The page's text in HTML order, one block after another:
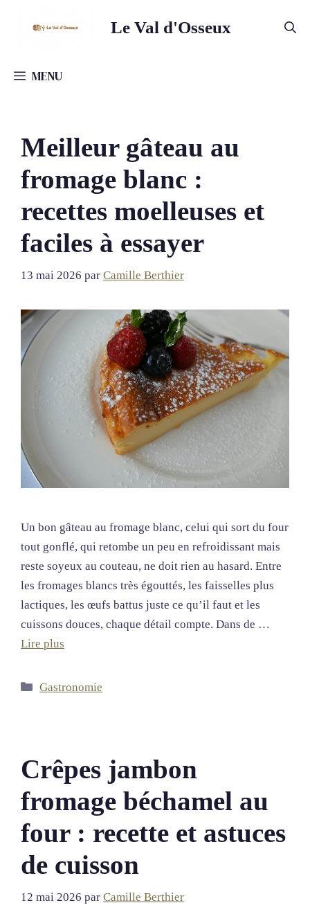
Le Val d'Osseux
MENU
Meilleur gâteau au
fromage blanc :
recettes moelleuses et
faciles à essayer
13 mai 2026 par Camille Berthier
Un bon gâteau au fromage blanc, celui qui sort du four
tout gonflé, qui retombe un peu en refroidissant mais
reste soyeux au couteau, ne doit rien au hasard. Entre
les fromages blancs très égouttés, les faisselles plus
lactiques, les œufs battus juste ce qu’il faut et les
cuissons douces, chaque détail compte. Dans de …
Lire plus
Catégories
Gastronomie
Crêpes jambon
fromage béchamel au
four : recette et astuces
de cuisson
12 mai 2026 par Camille Berthier